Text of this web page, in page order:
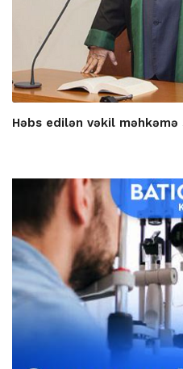
Həbs edilən vəkil məhkəmə